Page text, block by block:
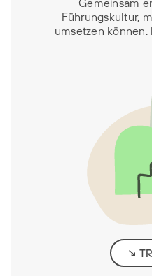
Gemeinsam
Führungskultur,
umsetzen können.